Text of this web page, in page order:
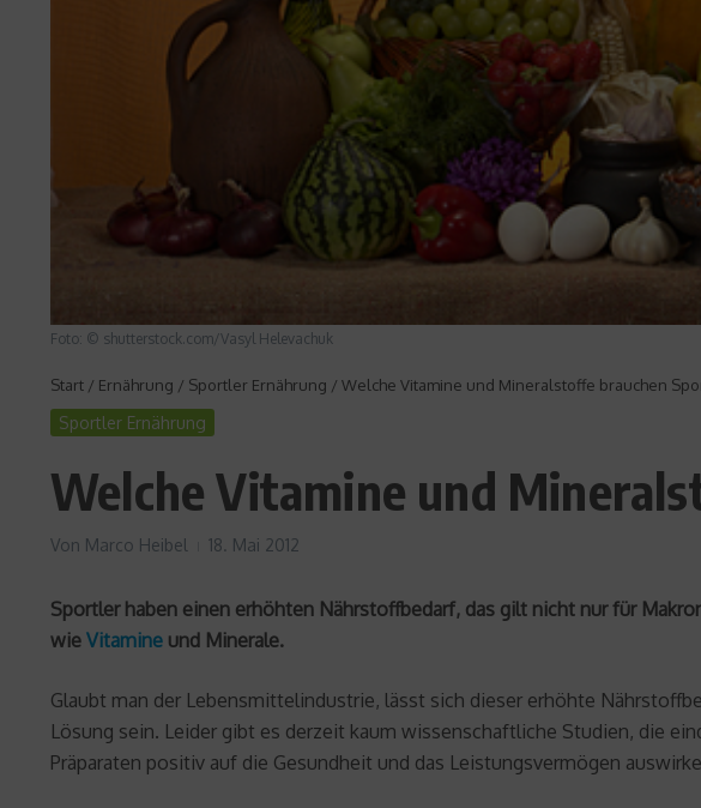
Foto: © shutterstock.com/Vasyl Helevachuk
Start / Ernährung / Sportler Ernährung / Welche Vitamine und Mineralstoffe brauchen
Sportler Ernährung
Welche Vitamine und
Von Marco Heibel 18. Mai 2012
Sportler haben einen erhöhten Nährstoffbedarf, das gilt nicht nur für
wie Vitamine und Minerale.
Glaubt man der Lebensmittelindustrie, lässt sich dieser erhöhte
Lösung sein. Leider gibt es derzeit kaum wissenschaftliche Studien, die
Präparaten positiv auf die Gesundheit und das Leistungsvermögen